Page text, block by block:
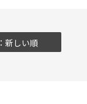
新しい順